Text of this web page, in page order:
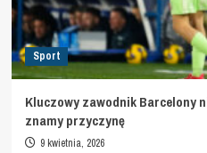
Sport
Kluczowy zawodnik Barcelony
znamy przyczynę
9 kwietnia, 2026